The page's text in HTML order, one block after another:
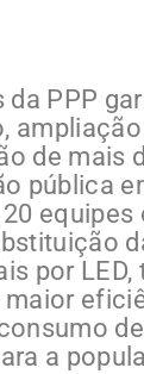
da PPP
ampliação
de mais
pública
equipes
por
a